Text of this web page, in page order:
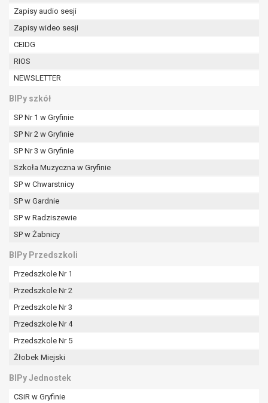
Zapisy audio sesji
Zapisy wideo sesji
CEIDG
RIOS
NEWSLETTER
BIPy szkół
SP Nr 1 w Gryfinie
SP Nr 2 w Gryfinie
SP Nr 3 w Gryfinie
Szkoła Muzyczna w Gryfinie
SP w Chwarstnicy
SP w Gardnie
SP w Radziszewie
SP w Żabnicy
BIPy Przedszkoli
Przedszkole Nr 1
Przedszkole Nr 2
Przedszkole Nr 3
Przedszkole Nr 4
Przedszkole Nr 5
Żłobek Miejski
BIPy Jednostek
CSiR w Gryfinie